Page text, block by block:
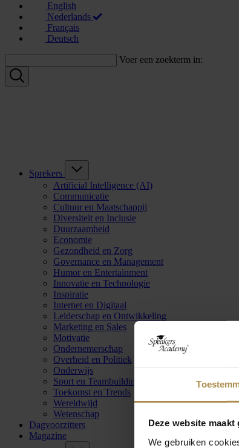
Deze website
We gebruiken
English
Nederlands
Français
Deutsch
Voer een zoekterm in:
Sprekers
Artificial Intelligence (AI)
Communicatie
Cultuur en Maatschappij
Diversiteit en Inclusie
Duurzaamheid
Economie
Gezondheid en Zorg
Governance en Management
Humor en Entertainment
Innovatie en Technologie
Inspiratie
Internet en Digitaal
Leiderschap en Ontwikkeling
Marketing en Sales
Motivatie
Ondernemerschap
Overheid en Politiek
Onderwijs
Sport en Teambuilding
Toekomst en Trends
Wereldwijd
Wetenschap
Dagvoorzitters
Magazine